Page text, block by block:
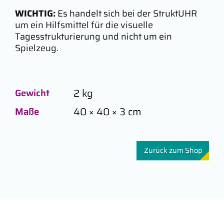
WICHTIG:Es handelt sich bei der StruktUHR
um ein Hilfsmittel für die visuelle
Tagesstrukturierung und nicht um ein
Spielzeug.
Gewicht 2 kg
Maße 40 × 40 × 3 cm
Zurück zum Shop